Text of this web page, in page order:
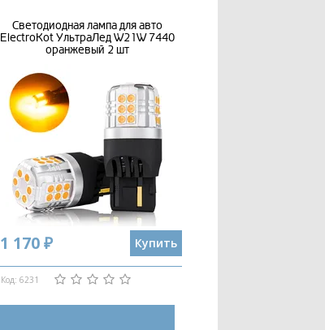
Светодиодная лампа для авто
ElectroKot УльтраЛед W21W 7440
оранжевый 2 шт
1 170 ₽ Купить
Код: 6231